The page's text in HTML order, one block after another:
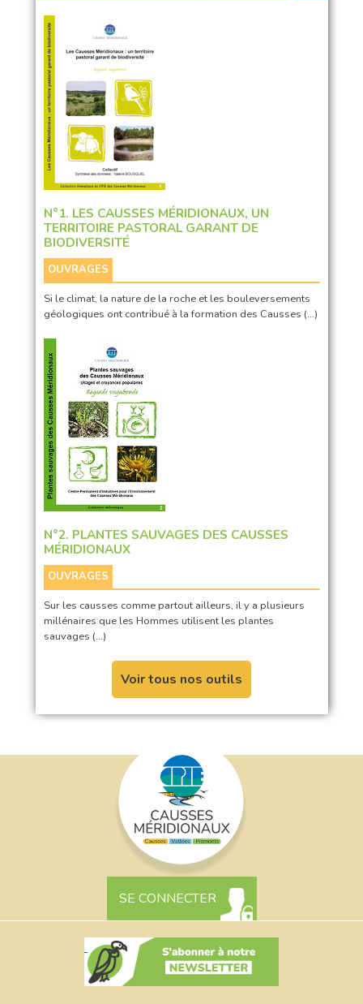
N°1. LES CAUSSES MÉRIDIONAUX, UN
TERRITOIRE PASTORAL GARANT DE
BIODIVERSITÉ
OUVRAGES
Si le climat, la nature de la roche et les bouleversements
géologiques ont contribué à la formation des Causses (…)
N°2. PLANTES SAUVAGES DES CAUSSES
MÉRIDIONAUX
OUVRAGES
Sur les causses comme partout ailleurs, il y a plusieurs
millénaires que les Hommes utilisent les plantes
sauvages (…)
Voir tous nos outils
SE CONNECTER